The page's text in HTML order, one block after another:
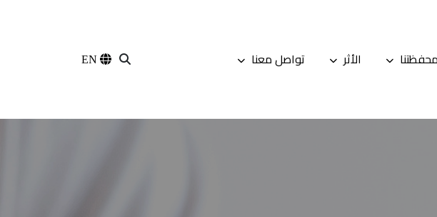
محفظتنا الأثر تواصل معنا EN